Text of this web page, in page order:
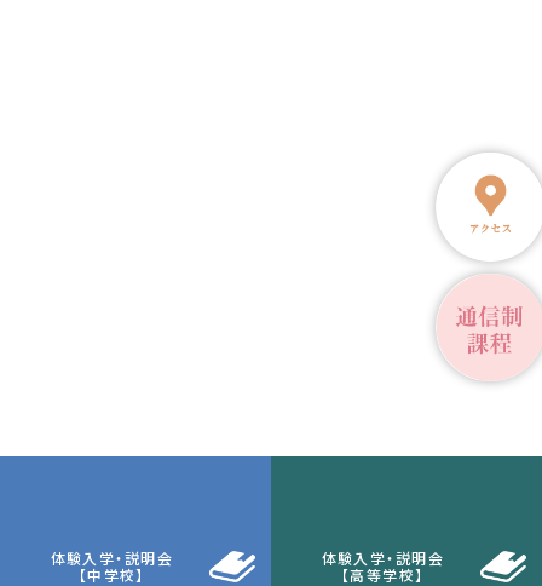
体験入学・説明会
【中学校】
体験入学・説明会
【高等学校】